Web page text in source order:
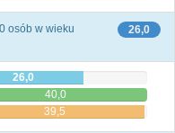
26,0
osób w wieku
26,0
40,0
39,5